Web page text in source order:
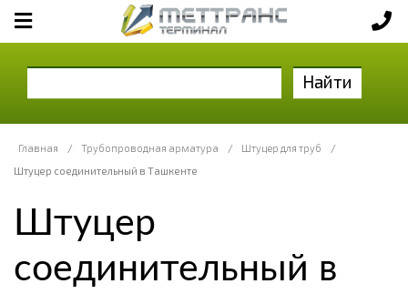
Найти
Главная / Трубопроводная арматура / Штуцер для труб
/
Штуцер соединительный в Ташкенте
Штуцер
соединительный в